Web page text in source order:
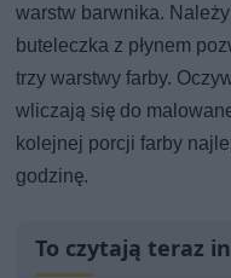
warstw barwnika.
buteleczka z płynem
trzy warstwy farby.
wliczają się do
kolejnej porcji farby
godzinę.
To czytają teraz